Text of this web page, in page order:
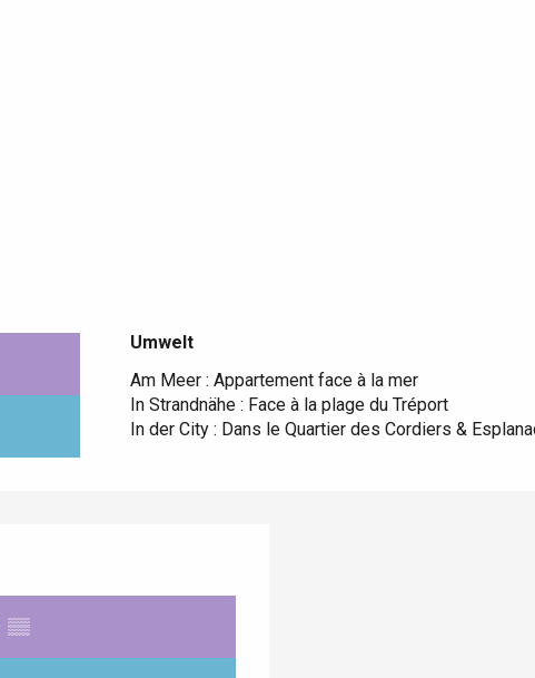
Umwelt
Umwelt
Am Meer : Appartement face à la mer
In Strandnähe : Face à la plage du Tréport
In der City : Dans le Quartier des Cordiers &
▒▒